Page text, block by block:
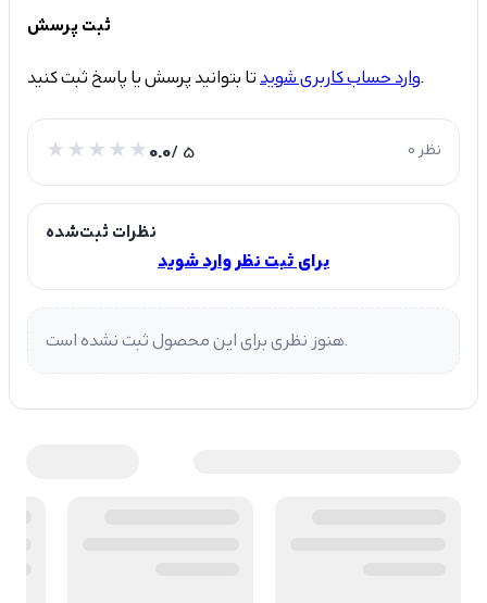
ثبت پرسش
وارد حساب کاربری شویدتا بتوانید پرسش یا پاسخ ثبت کنید.
0.0/ 5 0 نظر
نظرات ثبت‌شده
برای ثبت نظر وارد شوید
هنوز نظری برای این محصول ثبت نشده است.